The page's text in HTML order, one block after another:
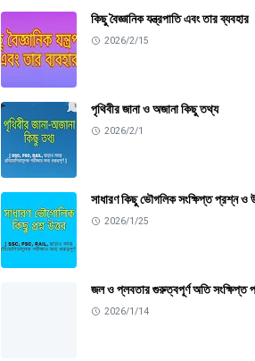
কিছু বৈজ্ঞানিক যন্ত্রপাতি এবং তার ব্যবহার
2026/2/15
পৃথিবীর জানা ও অজানা কিছু তথ্য
2026/2/1
সাধারণ কিছু ভৌগলিক সংক্ষিপ্ত প্রশ্ন
2026/1/25
জল ও প্লবতার গুরুত্বপূর্ণ অতি সংক্ষিপ্ত
2026/1/14